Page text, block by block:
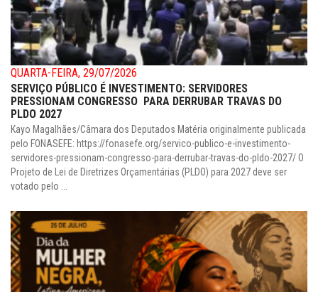
QUARTA-FEIRA, 29/07/2026
SERVIÇO PÚBLICO É INVESTIMENTO: SERVIDORES
PRESSIONAM CONGRESSO PARA DERRUBAR TRAVAS DO
PLDO 2027
Kayo Magalhães/Câmara dos Deputados Matéria originalmente publicada
pelo FONASEFE: https://fonasefe.org/servico-publico-e-investimento-
servidores-pressionam-congresso-para-derrubar-travas-do-pldo-2027/ O
Projeto de Lei de Diretrizes Orçamentárias (PLDO) para 2027 deve ser
votado pelo ...